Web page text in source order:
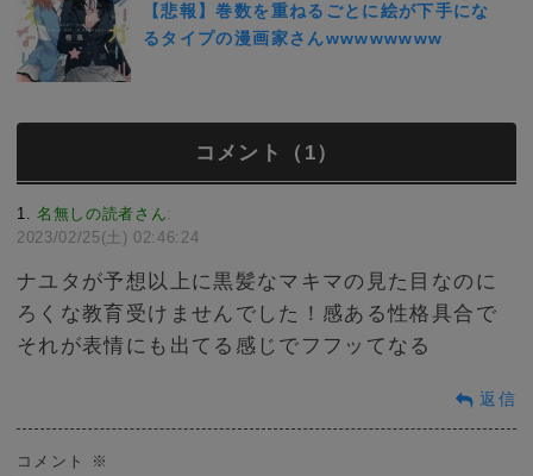
【悲報】巻数を重ねるごとに絵が下手にな
るタイプの漫画家さんwwwwwwww
コメント（1）
1 名無しの読者さん:
2023/02/25(土) 02:46:24
ナユタが予想以上に黒髪なマキマの見た目なのに
ろくな教育受けませんでした！感ある性格具合で
それが表情にも出てる感じでフフッてなる
返信
コメント ※